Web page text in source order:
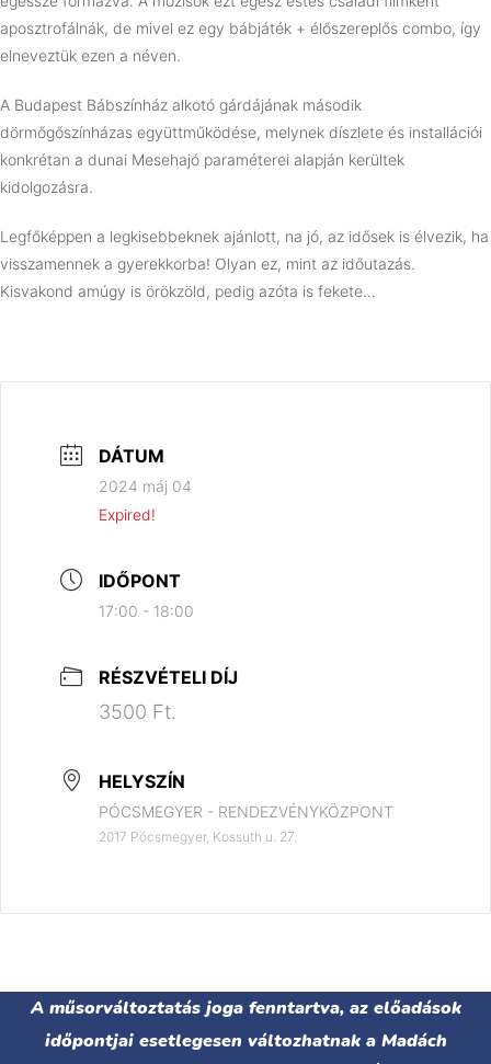
aposztrofálnák, de mivel ez egy bábjáték + élőszereplős combo, így
elneveztük ezen a néven.
A Budapest Bábszínház alkotó gárdájának második
dörmőgőszínházas együttműködése, melynek díszlete és installációi
konkrétan a dunai Mesehajó paraméterei alapján kerültek
kidolgozásra.
Legfőképpen a legkisebbeknek ajánlott, na jó, az idősek is élvezik, ha
visszamennek a gyerekkorba! Olyan ez, mint az időutazás.
Kisvakond amúgy is örökzöld, pedig azóta is fekete…
DÁTUM
2024 máj 04
Expired!
IDŐPONT
17:00 - 18:00
RÉSZVÉTELI DÍJ
3500 Ft.
HELYSZÍN
PÓCSMEGYER - RENDEZVÉNYKÖZPONT
2017 Pócsmegyer, Kossuth u. 27.
A műsorváltoztatás joga fenntartva, az előadások
időpontjai esetlegesen változhatnak a Madách